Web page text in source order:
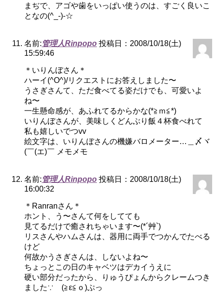
まぢで、アゴや歯をいっぱい使うのは、すごく良いこ
となの(^_-)-☆
名前:管理人Rinpopo 投稿日：2008/10/18(土)
15:59:46
＊いりんぼさん＊
ハーイ(^O^)/リクエストにお答えしました〜
うさぎさんて、ただ食べてる姿だけでも、可愛いよ
ね〜
一生懸命感が、あふれてるからかな(*≧ｍ≦*)
いりんぼさんが、美味しくどんぶり飯４杯食べれて
私も嬉しいでつvv
絵文字は、いりんぼさんの機嫌バロメーター…＿〆ヾ
(￣(エ)￣ メモメモ
名前:管理人Rinpopo 投稿日：2008/10/18(土)
16:00:32
＊Ranranさん＊
ホント、う〜さんて何をしてても
見てるだけで癒されちゃいます〜(*´艸`)
リスさんやハムさんは、器用に両手でつかんでたべる
けど
何故かうさぎさんは、しないよね〜
ちょっとこの日のキャベツはデカイうえに
硬い部分だったから、りゅうぴょんからクレームつき
ました∵ゞ(≧ε≦ｏ)ぷっ